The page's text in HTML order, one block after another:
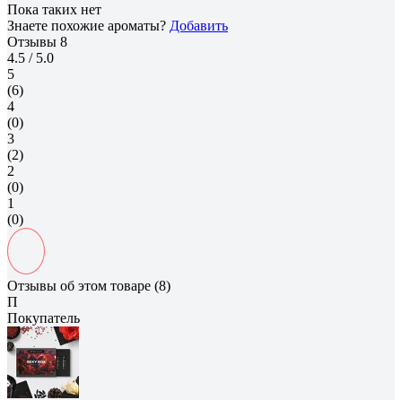
Пока таких нет
Знаете похожие ароматы? Добавить
Отзывы 8
4.5 / 5.0
5
(6)
4
(0)
3
(2)
2
(0)
1
(0)
Отзывы об этом товаре (8)
П
Покупатель